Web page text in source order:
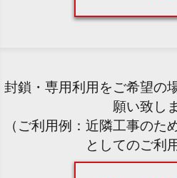
封鎖・専用利用をご希望の
願い致し
（ご利用例：近隣工事のた
としてのご利